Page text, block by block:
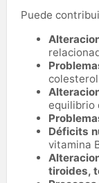
Puede
equilibrio
Déficits
vitamina
tiroides,